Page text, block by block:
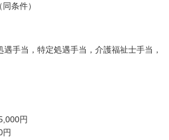
条件）
手当，特定処遇手当，介護福祉士手当，
円
円